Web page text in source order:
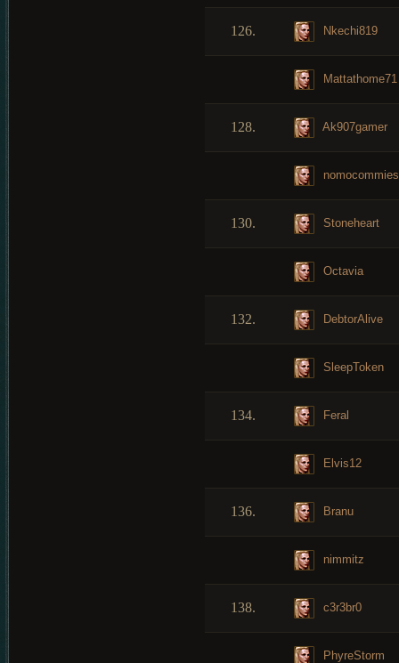
126. Nkechi819
Mattathome71
128. Ak907gamer
nomocommies
130. Stoneheart
Octavia
132. DebtorAlive
SleepToken
134. Feral
Elvis12
136. Branu
nimmitz
138. c3r3br0
PhyreStorm